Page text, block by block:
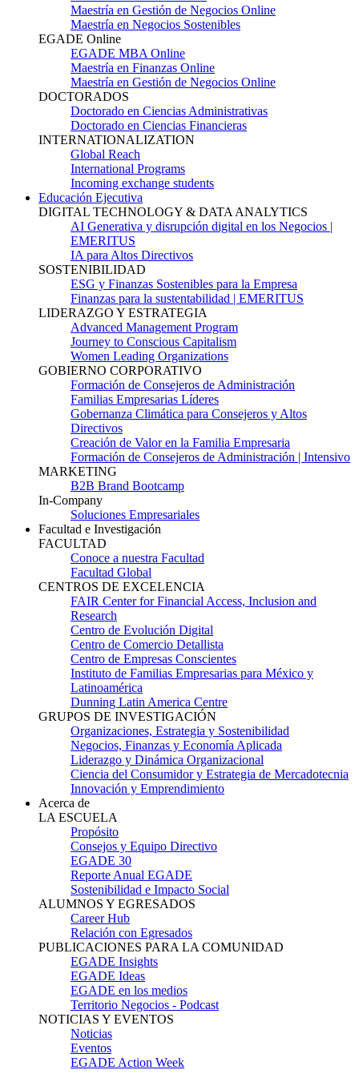
Maestría en Gestión de Negocios Online
Maestría en Negocios Sostenibles
EGADE Online
EGADE MBA Online
Maestría en Finanzas Online
Maestría en Gestión de Negocios Online
DOCTORADOS
Doctorado en Ciencias Administrativas
Doctorado en Ciencias Financieras
INTERNATIONALIZATION
Global Reach
International Programs
Incoming exchange students
Educación Ejecutiva
DIGITAL TECHNOLOGY & DATA ANALYTICS
AI Generativa y disrupción digital en los Negocios |
EMERITUS
IA para Altos Directivos
SOSTENIBILIDAD
ESG y Finanzas Sostenibles para la Empresa
Finanzas para la sustentabilidad | EMERITUS
LIDERAZGO Y ESTRATEGIA
Advanced Management Program
Journey to Conscious Capitalism
Women Leading Organizations
GOBIERNO CORPORATIVO
Formación de Consejeros de Administración
Familias Empresarias Líderes
Gobernanza Climática para Consejeros y Altos
Directivos
Creación de Valor en la Familia Empresaria
Formación de Consejeros de Administración | Intensivo
MARKETING
B2B Brand Bootcamp
In-Company
Soluciones Empresariales
Facultad e Investigación
FACULTAD
Conoce a nuestra Facultad
Facultad Global
CENTROS DE EXCELENCIA
FAIR Center for Financial Access, Inclusion and
Research
Centro de Evolución Digital
Centro de Comercio Detallista
Centro de Empresas Conscientes
Instituto de Familias Empresarias para México y
Latinoamérica
Dunning Latin America Centre
GRUPOS DE INVESTIGACIÓN
Organizaciones, Estrategia y Sostenibilidad
Negocios, Finanzas y Economía Aplicada
Liderazgo y Dinámica Organizacional
Ciencia del Consumidor y Estrategia de Mercadotecnia
Innovación y Emprendimiento
Acerca de
LA ESCUELA
Propósito
Consejos y Equipo Directivo
EGADE 30
Reporte Anual EGADE
Sostenibilidad e Impacto Social
ALUMNOS Y EGRESADOS
Career Hub
Relación con Egresados
PUBLICACIONES PARA LA COMUNIDAD
EGADE Insights
EGADE Ideas
EGADE en los medios
Territorio Negocios - Podcast
NOTICIAS Y EVENTOS
Noticias
Eventos
EGADE Action Week